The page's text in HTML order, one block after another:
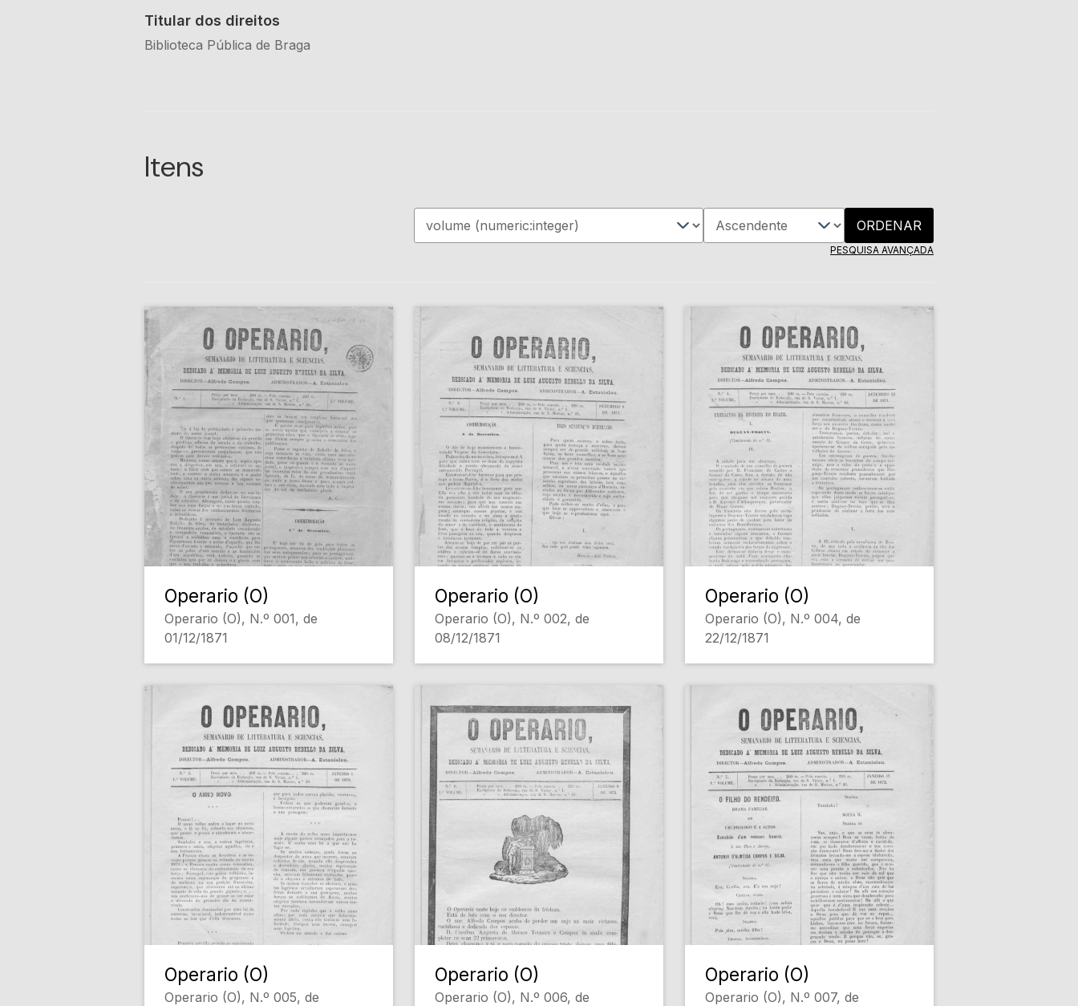
Titular dos direitos
Biblioteca Pública de Braga
Itens
ORDENAR
PESQUISA AVANÇADA
Operario (O)
Operario (O), N.º 001, de
01/12/1871
Operario (O)
Operario (O), N.º 002, de
08/12/1871
Operario (O)
Operario (O), N.º 004, de
22/12/1871
Operario (O)
Operario (O), N.º 005, de
Operario (O)
Operario (O), N.º 006, de
Operario (O)
Operario (O), N.º 007, de